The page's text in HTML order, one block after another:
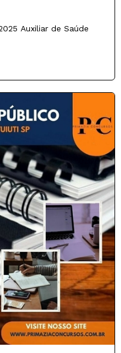
Auxiliar de Saúde